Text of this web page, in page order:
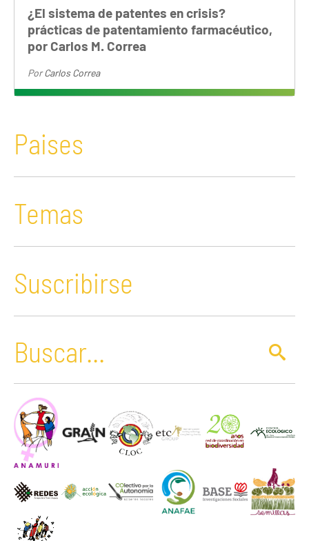
¿El sistema de patentes en crisis?
prácticas de patentamiento farmacéutico,
por Carlos M. Correa
PorCarlos Correa
Paises
Temas
Suscribirse